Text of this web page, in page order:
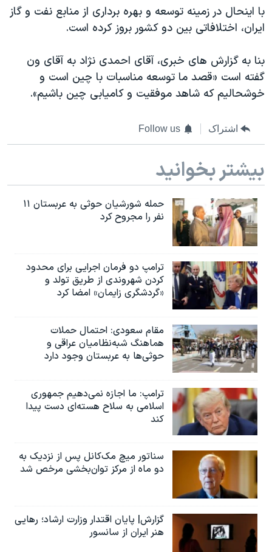
با اینحال در زمینه توسعه و بهره برداری از منابع نفت و گاز
ایران، اختلافاتی بین دو کشور بروز کرده است.
بنا به گزارش های خبری، آقای احمدی نژاد به آقای ون
گفته است «قصد ما توسعه مناسبات با چین است و
خوشحالیم که شاهد موفقیت و کامیابی چین باشیم».
اشتراک Follow us
بیشتر بخوانید
حمله شورشیان حوثی به عربستان ۱۱
نفر را مجروح کرد
ترامپ دو فرمان اجرایی برای محدود
کردن شهروندی از طریق تولد و
«گردشگری زایمان» امضا کرد
مقام سعودی: احتمال حملات
هماهنگ شبه‌نظامیان عراقی و
حوثی‌ها به عربستان وجود دارد
ترامپ: ما اجازه نمی‌دهیم جمهوری
اسلامی به سلاح هسته‌ای دست پیدا
کند
سناتور میچ مک‌کانل پس از نزدیک به
دو ماه از مرکز توان‌بخشی مرخص شد
گزارش| پایان اقتدار وزارت ارشاد؛ رهایی
هنر ایران از سانسور